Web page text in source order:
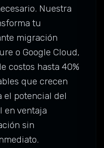
Nuestra
tu
migración
o Google Cloud,
costos hasta 40%
que crecen
el potencial del
en ventaja
sin